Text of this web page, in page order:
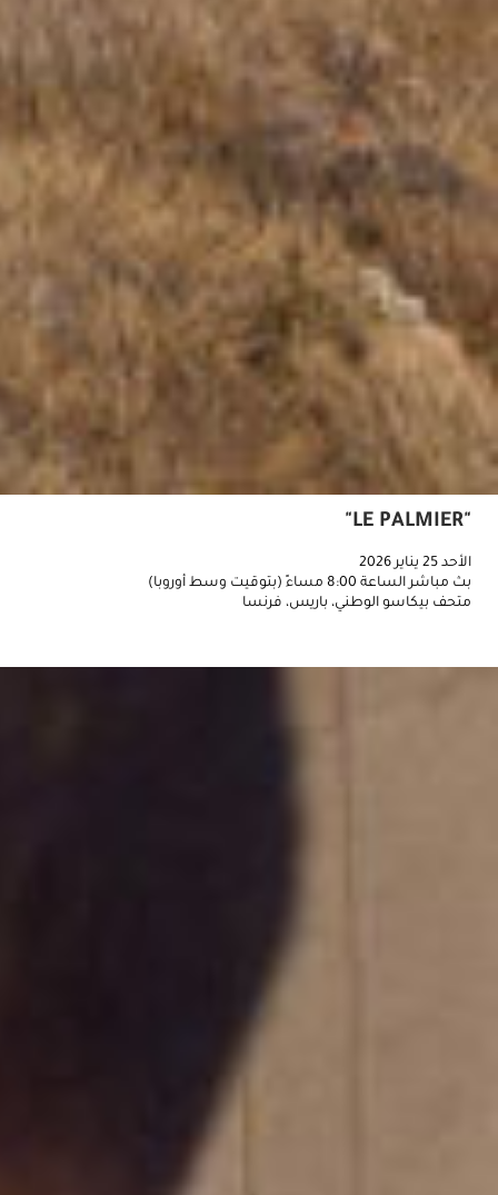
"LE PALMIER"
الأحد 25 يناير 2026
بث مباشر الساعة 8:00 مساءً (بتوقيت وسط أوروبا)
متحف بيكاسو الوطني، باريس، فرنسا